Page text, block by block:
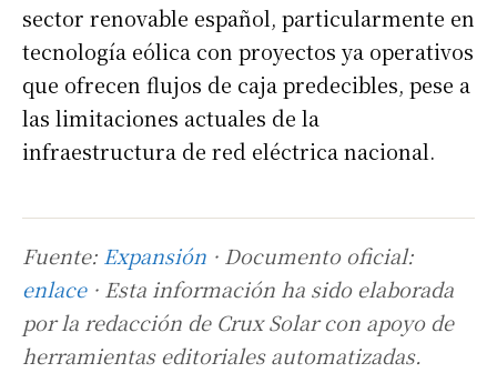
sector renovable español, particularmente en
tecnología eólica con proyectos ya operativos
que ofrecen flujos de caja predecibles, pese a
las limitaciones actuales de la
infraestructura de red eléctrica nacional.
Fuente: Expansión · Documento oficial:
enlace· Esta información ha sido elaborada
por la redacción de Crux Solar con apoyo de
herramientas editoriales automatizadas.